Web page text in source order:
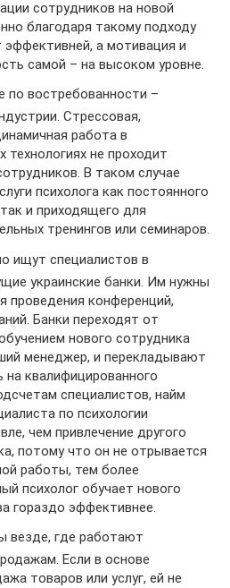
сотрудников на новой
благодаря такому подходу
эффективней, а мотивация и
самой – на высоком уровне.
по востребованности –
Стрессовая,
работа в
не проходит
В таком случае
психолога как постоянного
и приходящего для
тренингов или семинаров.
ищут специалистов в
украинские банки. Им нужны
проведения конференций,
Банки переходят от
нового сотрудника
менеджер, и перекладывают
на квалифицированного
специалистов, найм
по психологии
чем привлечение другого
потому что он не отрывается
работы, тем более
психолог обучает нового
гораздо эффективнее.
везде, где работают
Если в основе
товаров или услуг, ей не